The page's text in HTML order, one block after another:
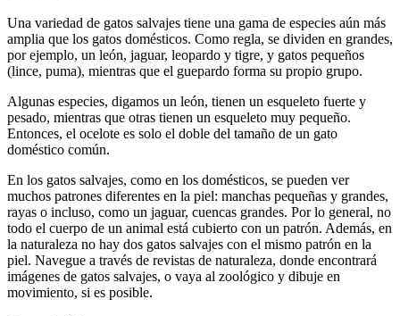
Una variedad de gatos salvajes tiene una gama de especies aún más
amplia que los gatos domésticos. Como regla, se dividen en grandes,
por ejemplo, un león, jaguar, leopardo y tigre, y gatos pequeños
(lince, puma), mientras que el guepardo forma su propio grupo.
Algunas especies, digamos un león, tienen un esqueleto fuerte y
pesado, mientras que otras tienen un esqueleto muy pequeño.
Entonces, el ocelote es solo el doble del tamaño de un gato
doméstico común.
En los gatos salvajes, como en los domésticos, se pueden ver
muchos patrones diferentes en la piel: manchas pequeñas y grandes,
rayas o incluso, como un jaguar, cuencas grandes. Por lo general, no
todo el cuerpo de un animal está cubierto con un patrón. Además, en
la naturaleza no hay dos gatos salvajes con el mismo patrón en la
piel. Navegue a través de revistas de naturaleza, donde encontrará
imágenes de gatos salvajes, o vaya al zoológico y dibuje en
movimiento, si es posible.